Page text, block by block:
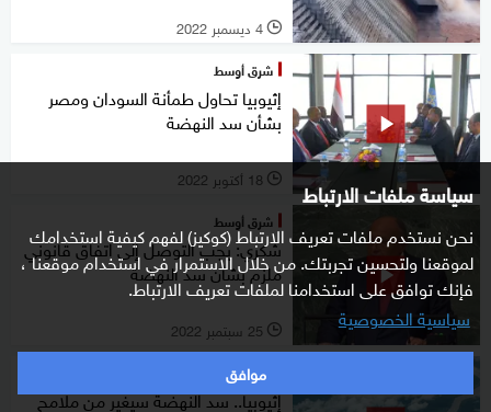
سياسة ملفات الارتباط
نحن نستخدم ملفات تعريف الارتباط (كوكيز) لفهم كيفية استخدامك
لموقعنا ولتحسين تجربتك. من خلال الاستمرار في استخدام موقعنا ،
فإنك توافق على استخدامنا لملفات تعريف الارتباط.
سياسية الخصوصية
موافق
l 4 ديسمبر 2022
شرق أوسط
إثيوبيا تحاول طمأنة السودان ومصر
بشأن سد النهضة
l 18 أكتوبر 2022
شرق أوسط
شكري: يجب التوصل إلى اتفاق قانوني
ملزم بشأن سد النهضة
l 25 سبتمبر 2022
عالم
إثيوبيا.. سد النهضة سيغير من ملامح